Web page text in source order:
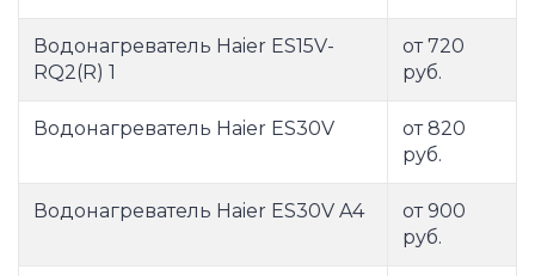
Водонагреватель Haier ES15V-
RQ2(R) 1
от 720
руб.
Водонагреватель Haier ES30V
от 820
руб.
Водонагреватель Haier ES30V A4
от 900
руб.